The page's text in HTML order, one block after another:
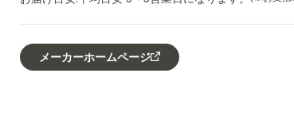
メーカーホームページ